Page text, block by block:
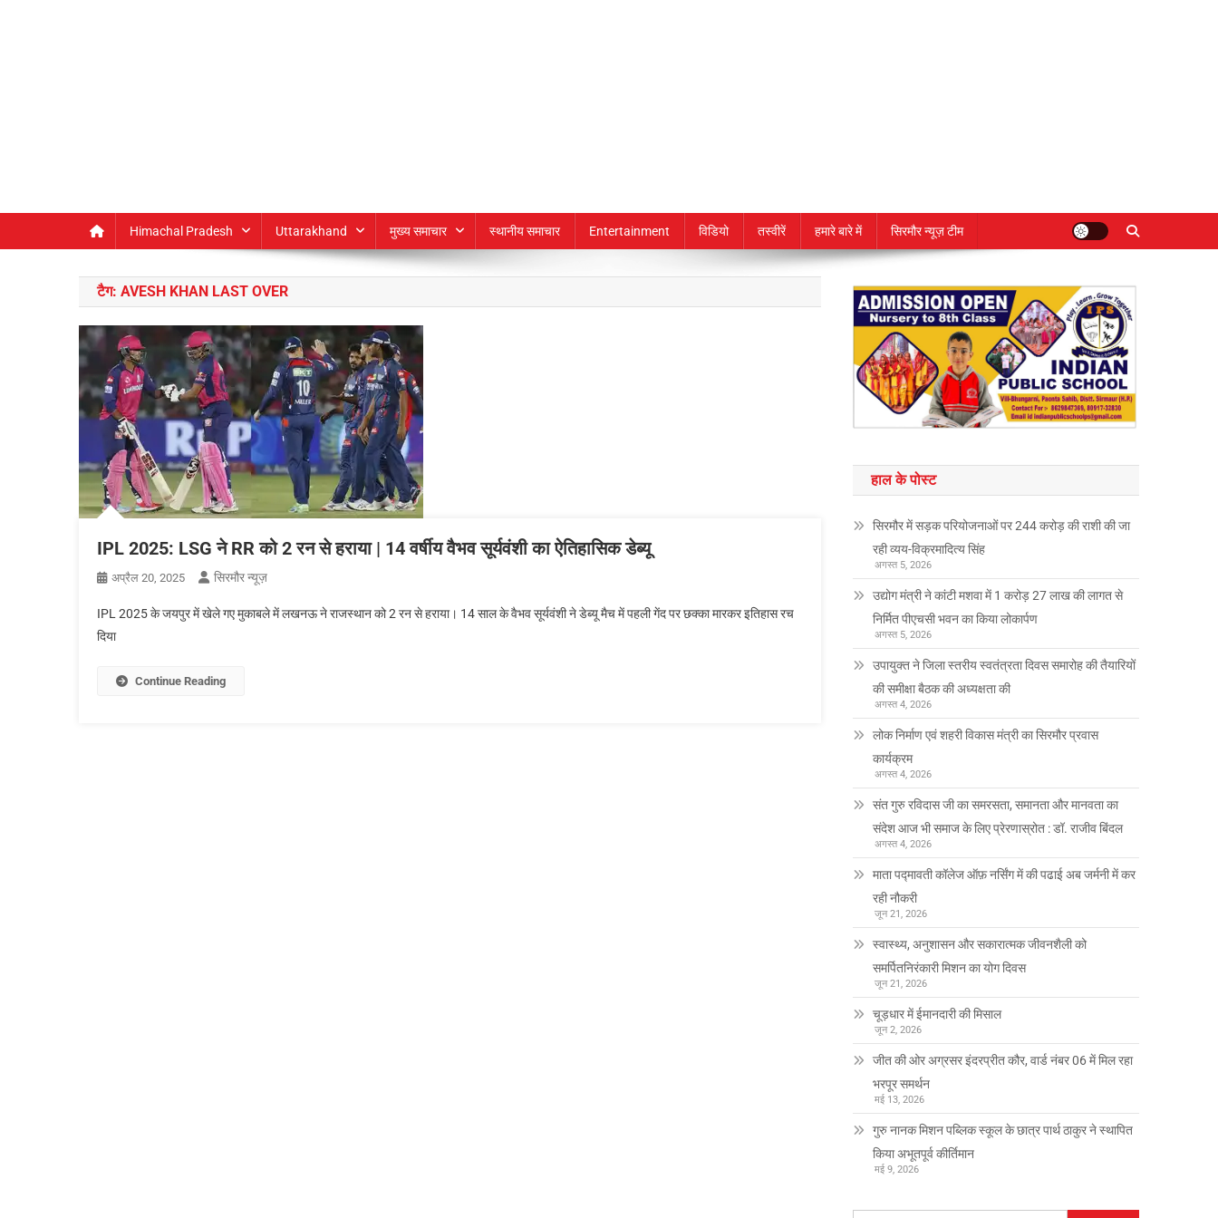
Himachal Pradesh Uttarakhand मुख्य समाचार स्थानीय समाचार Entertainment विडियो तस्वीरें हमारे बारे में सिरमौर न्यूज़ टीम
टैग: AVESH KHAN LAST OVER
IPL 2025: LSG ने RR को 2 रन से हराया | 14 वर्षीय वैभव सूर्यवंशी का ऐतिहासिक डेब्यू
अप्रैल 20, 2025 सिरमौर न्यूज़
IPL 2025 के जयपुर में खेले गए मुकाबले में लखनऊ ने राजस्थान को 2 रन से हराया। 14 साल के वैभव सूर्यवंशी ने डेब्यू मैच में पहली गेंद पर छक्का मारकर इतिहास रच
दिया
Continue Reading
हाल के पोस्ट
सिरमौर में सड़क परियोजनाओं पर 244 करोड़ की राशी की जा
रही व्यय-विक्रमादित्य सिंह
अगस्त 5, 2026
उद्योग मंत्री ने कांटी मशवा में 1 करोड़ 27 लाख की लागत से
निर्मित पीएचसी भवन का किया लोकार्पण
अगस्त 5, 2026
उपायुक्त ने जिला स्तरीय स्वतंत्रता दिवस समारोह की तैयारियों
की समीक्षा बैठक की अध्यक्षता की
अगस्त 4, 2026
लोक निर्माण एवं शहरी विकास मंत्री का सिरमौर प्रवास
कार्यक्रम
अगस्त 4, 2026
संत गुरु रविदास जी का समरसता, समानता और मानवता का
संदेश आज भी समाज के लिए प्रेरणास्रोत : डॉ. राजीव बिंदल
अगस्त 4, 2026
माता पद्मावती कॉलेज ऑफ़ नर्सिंग में की पढाई अब जर्मनी में कर
रही नौकरी
जून 21, 2026
स्वास्थ्य, अनुशासन और सकारात्मक जीवनशैली को
समर्पितनिरंकारी मिशन का योग दिवस
जून 21, 2026
चूड़धार में ईमानदारी की मिसाल
जून 2, 2026
जीत की ओर अग्रसर इंदरप्रीत कौर, वार्ड नंबर 06 में मिल रहा
भरपूर समर्थन
मई 13, 2026
गुरु नानक मिशन पब्लिक स्कूल के छात्र पार्थ ठाकुर ने स्थापित
किया अभूतपूर्व कीर्तिमान
मई 9, 2026